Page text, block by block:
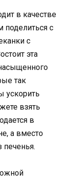
в качестве
поделиться с
с
эта
так
ускорить
взять
в
а вместо
печенья.